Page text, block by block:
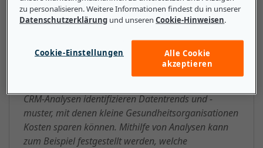
Das sollten kleine und mittlere
Unternehmen über CRM-
Analysen (Customer Relationship
Management) wissen
CRM-Analysen identifizieren Datentrends und -
muster, mit denen kleine Gesundheitsorganisationen
Kosten sparen können. Mithilfe von Analysen kann
zum Beispiel festgestellt werden, welche
zu personalisieren. Weitere Informationen findest du in unserer
Datenschutzerklärung und unserenCookie-Hinweisen.
Cookie-Einstellungen
Alle Cookie
akzeptieren